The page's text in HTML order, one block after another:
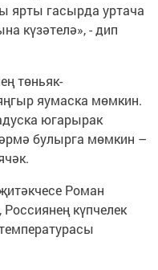
ярты гасырда уртача
күзәтелә», - дип
төньяк-
яумаска мөмкин.
югарырак
булырга мөмкин –
Роман
күпчелек